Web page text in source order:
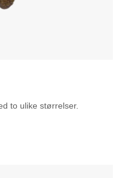
to ulike størrelser.